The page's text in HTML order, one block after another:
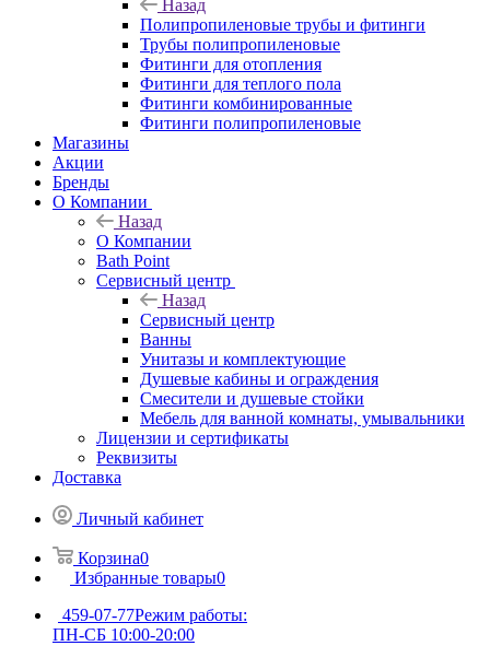
Назад
Полипропиленовые трубы и фитинги
Трубы полипропиленовые
Фитинги для отопления
Фитинги для теплого пола
Фитинги комбинированные
Фитинги полипропиленовые
Магазины
Акции
Бренды
О Компании
Назад
О Компании
Bath Point
Сервисный центр
Назад
Сервисный центр
Ванны
Унитазы и комплектующие
Душевые кабины и ограждения
Смесители и душевые стойки
Мебель для ванной комнаты, умывальники
Лицензии и сертификаты
Реквизиты
Доставка
Личный кабинет
Корзина0
Избранные товары0
459-07-77Режим работы:
ПН-СБ 10:00-20:00